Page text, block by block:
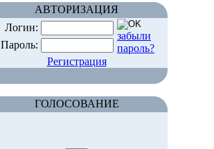
АВТОРИЗАЦИЯ
Логин:
Пароль:
забыли
пароль?
Регистрация
ГОЛОСОВАНИЕ